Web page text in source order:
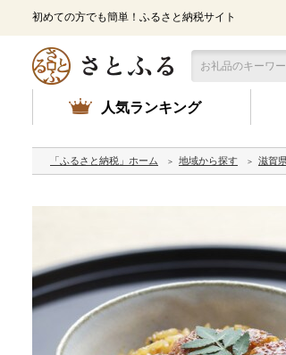
初めての方でも簡単！ふるさと納税サイト
人気ランキング
「ふるさと納税」ホーム 地域から探す 滋賀